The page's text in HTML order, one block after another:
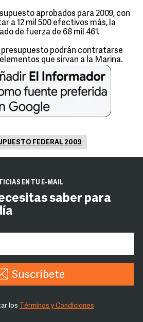
aprobados para 2009, con
a 12 mil 500 efectivos más, la
de fuerza de 68 mil 461.
presupuesto podrán contratarse
que sirvan a la Marina.
FEDERAL 2009
EN TU E-MAIL
saber para
Suscríbete
los Términos y Condiciones